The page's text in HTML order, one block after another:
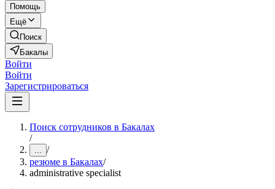
Помощь
Ещё
Поиск
Бакалы
Войти
Войти
Зарегистрироваться
Поиск сотрудников в Бакалах
/
... /
резюме в Бакалах/
administrative specialist